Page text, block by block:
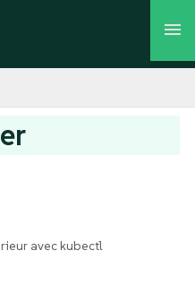
avec kubectl